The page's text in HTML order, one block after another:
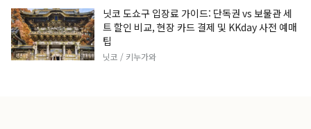
닛코 도쇼구 입장료 가이드: 단독권 vs 보물관 세
트 할인 비교, 현장 카드 결제 및 KKday 사전 예매
팁
닛코 / 키누가와